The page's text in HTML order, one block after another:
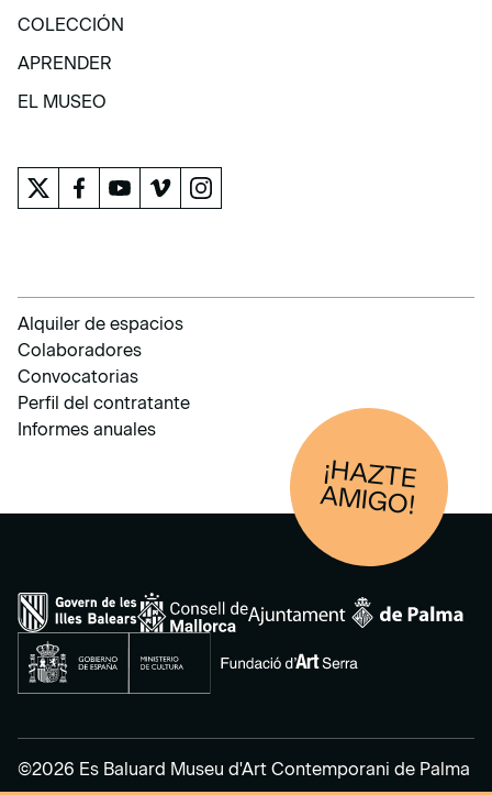
EXPOSICIONES Y ACTIVIDADES
COLECCIÓN
COLECCIÓN
APRENDER
APRENDER
EL MUSEO
Alquiler de espacios
Colaboradores
Convocatorias
Perfil del contratante
Informes anuales
¡HAZTE
AM
IGO!
©2026 Es Baluard Museu d'Art Contemporani de Palma